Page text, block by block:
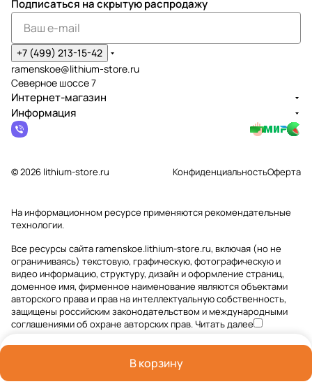
В корзину
Подписаться на скрытую распродажу
+7 (499) 213-15-42
ramenskoe@lithium-store.ru
Северное шоссе 7
Интернет-магазин
Информация
© 2026 lithium-store.ru КонфиденциальностьОферта
На информационном ресурсе применяютсярекомендательные
технологии.
Все ресурсы сайта ramenskoe.lithium-store.ru, включая (но не
ограничиваясь) текстовую, графическую, фотографическую и
видео информацию, структуру, дизайн и оформление страниц,
доменное имя, фирменное наименование являются объектами
авторского права и прав на интеллектуальную собственность,
защищены российским законодательством и международными
соглашениями об охране авторских прав.Читать далее